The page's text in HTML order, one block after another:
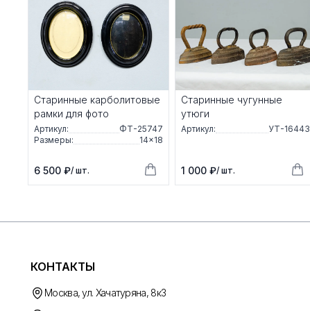
Старинные карболитовые
рамки для фото
Артикул:
ФТ-25747
Размеры:
14×18
6 500 ₽/ шт.
Старинные чугунные
утюги
Артикул: УТ-16443
1 000 ₽/ шт.
КОНТАКТЫ
Москва, ул. Хачатуряна, 8к3